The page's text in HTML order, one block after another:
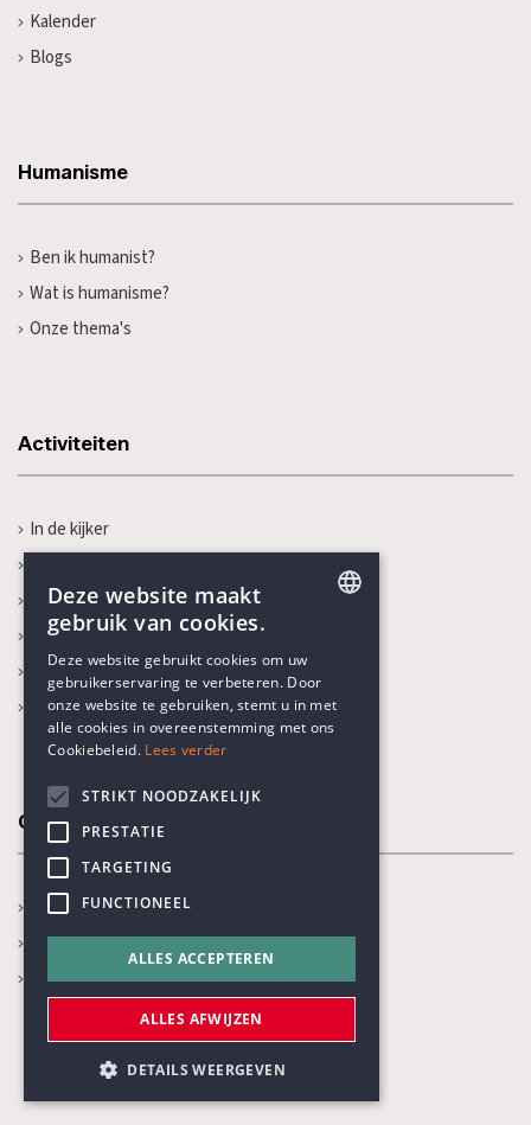
Kalender
Blogs
Humanisme
Ben ik humanist?
Wat is humanisme?
Onze thema's
Activiteiten
In de kijker
Recente activiteiten
Prijs Vrijzinnig Humanisme
Boekenprijs
Karel Poma-lezing
Onze thema's
Jaarthema
Opvoeden en onderwijs
Gezondheidszorg
DUTCH
Deze website maakt
gebruik van cookies.
Deze website gebruikt cookies om uw
gebruikerservaring te verbeteren. Door
onze website te gebruiken, stemt u in met
alle cookies in overeenstemming met ons
Cookiebeleid. Lees verder
STRIKT NOODZAKELIJK
PRESTATIE
TARGETING
FUNCTIONEEL
ALLES ACCEPTEREN
ALLES AFWIJZEN
DETAILS WEERGEVEN